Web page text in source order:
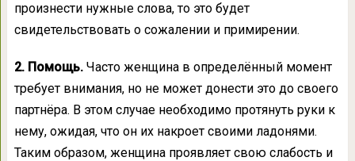
произнести нужные слова, то это будет
свидетельствовать о сожалении и примирении.
2. Помощь. Часто женщина в определённый момент
требует внимания, но не может донести это до своего
партнёра. В этом случае необходимо протянуть руки к
нему, ожидая, что он их накроет своими ладонями.
Таким образом, женщина проявляет свою слабость и